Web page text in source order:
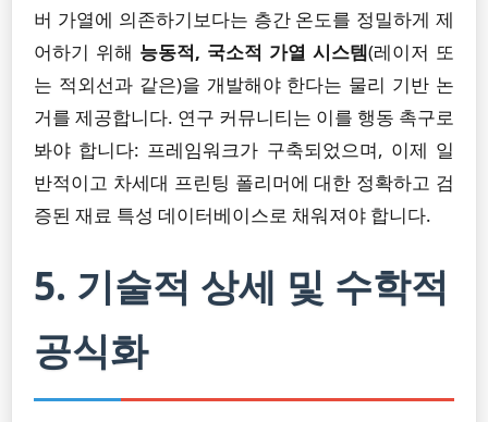
버 가열에 의존하기보다는 층간 온도를 정밀하게 제
어하기 위해 능동적, 국소적 가열 시스템(레이저 또
는 적외선과 같은)을 개발해야 한다는 물리 기반 논
거를 제공합니다. 연구 커뮤니티는 이를 행동 촉구로
봐야 합니다: 프레임워크가 구축되었으며, 이제 일
반적이고 차세대 프린팅 폴리머에 대한 정확하고 검
증된 재료 특성 데이터베이스로 채워져야 합니다.
5. 기술적 상세 및 수학적
공식화